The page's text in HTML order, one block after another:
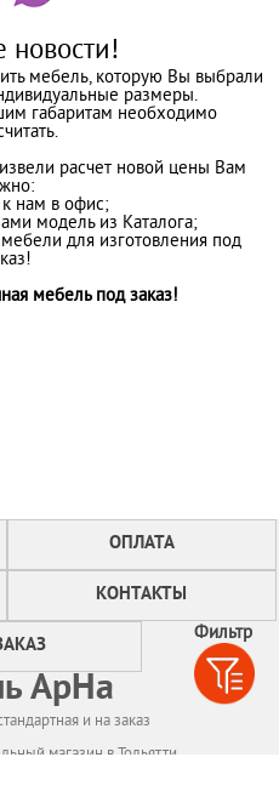
Фильтр
мебель, которую Вы выбрали
размеры.
габаритам необходимо
расчет новой цены Вам
к нам в офис;
модель из Каталога;
для изготовления под
мебель под заказ!
ОПЛАТА
КОНТАКТЫ
АрНа
и на заказ
магазин в Тольятти